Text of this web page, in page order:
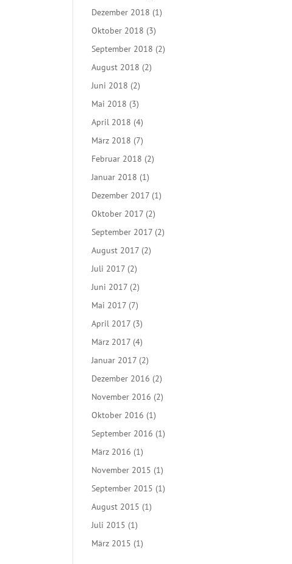
Dezember 2018 (1)
Oktober 2018 (3)
September 2018 (2)
August 2018 (2)
Juni 2018 (2)
Mai 2018 (3)
April 2018 (4)
März 2018 (7)
Februar 2018 (2)
Januar 2018 (1)
Dezember 2017 (1)
Oktober 2017 (2)
September 2017 (2)
August 2017 (2)
Juli 2017 (2)
Juni 2017 (2)
Mai 2017 (7)
April 2017 (3)
März 2017 (4)
Januar 2017 (2)
Dezember 2016 (2)
November 2016 (2)
Oktober 2016 (1)
September 2016 (1)
März 2016 (1)
November 2015 (1)
September 2015 (1)
August 2015 (1)
Juli 2015 (1)
März 2015 (1)